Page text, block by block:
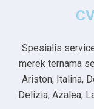
Spesialis
merek ternama
Ariston, Italina,
Delizia, Azalea,